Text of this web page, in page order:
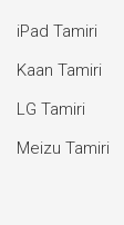
iPad Tamiri
Kaan Tamiri
LG Tamiri
Meizu Tamiri